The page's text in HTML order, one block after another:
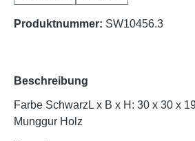
Produktnummer: SW10456.3
Beschreibung
Farbe SchwarzL x B x H: 30 x 30 x
Munggur Holz